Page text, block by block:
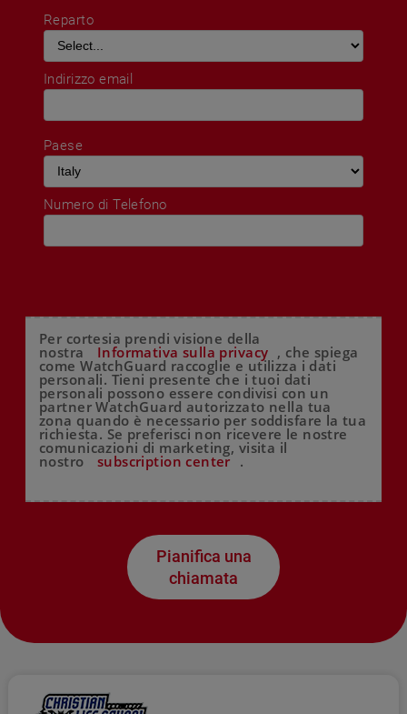
Reparto
Indirizzo email
Paese
Numero di Telefono
Per cortesia prendi visione della
nostra Informativa sulla privacy , che spiega
come WatchGuard raccoglie e utilizza i dati
personali. Tieni presente che i tuoi dati
personali possono essere condivisi con un
partner WatchGuard autorizzato nella tua
zona quando è necessario per soddisfare la tua
richiesta. Se preferisci non ricevere le nostre
comunicazioni di marketing, visita il
nostro subscription center .
Pianifica una
chiamata